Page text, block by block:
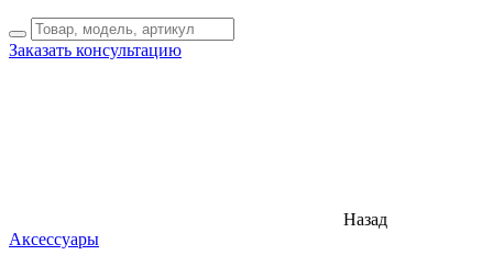
Заказать консультацию
Назад
Аксессуары